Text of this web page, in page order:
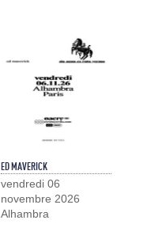
ED MAVERICK
vendredi 06
novembre 2026
Alhambra